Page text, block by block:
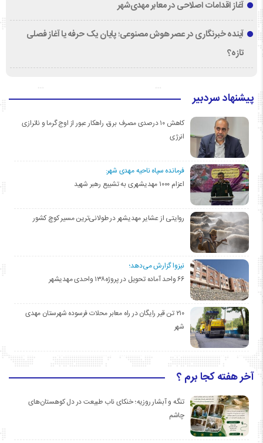
آغاز اقدامات اصلاحی در معابر مهدی‌شهر
آینده خبرنگاری در عصر هوش مصنوعی؛ پایان یک حرفه یا آغاز فصلی
تازه؟
پیشنهاد سردبیر
کاهش ۱۰ درصدی مصرف برق، راهکار عبور از اوج گرما و ناترازی
انرژی
فرمانده سپاه ناحیه مهدی شهر:
اعزام ۱۰۰۰ مهدیشهری به تشییع رهبر شهید
روایتی از عشایر مهدیشهر در طولانی‌ترین مسیر کوچ کشور
نیزوا گزارش می‌دهد؛
۶۶ واحد آماده تحویل در پروژه۱۳۸ واحدی مهدیشهر
۲۱۰ تن قیر رایگان در راه معابر محلات فرسوده شهرستان مهدی
شهر
آخر هفته کجا برم ؟
تنگه و آبشار روزیه؛ خنکای ناب طبیعت در دل کوهستان‌های
چاشم